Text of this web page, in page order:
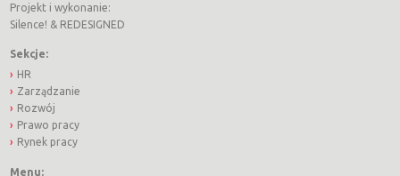
Projekt i wykonanie:
Silence! & REDESIGNED
Sekcje:
HR
Zarządzanie
Rozwój
Prawo pracy
Rynek pracy
Menu: